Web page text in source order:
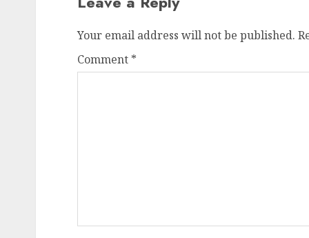
Your email address will not be published.
Comment *